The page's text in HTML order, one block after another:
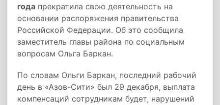
года прекратила свою деятельность на
основании распоряжения правительства
Российской Федерации. Об это сообщила
заместитель главы района по социальным
вопросам Ольга Баркан.
По словам Ольги Баркан, последний рабочий
день в «Азов-Сити» был 29 декабря, выплата
компенсаций сотрудникам будет, нарушений